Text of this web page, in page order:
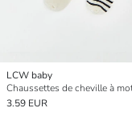
LCW baby
3.59 EUR